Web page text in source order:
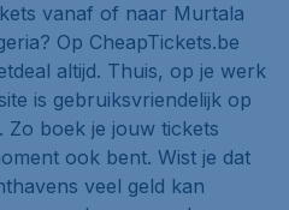
vanaf of naar Murtala
Op CheapTickets.be
altijd. Thuis, op je werk
is gebruiksvriendelijk op
Zo boek je jouw tickets
ook bent. Wist je dat
veel geld kan